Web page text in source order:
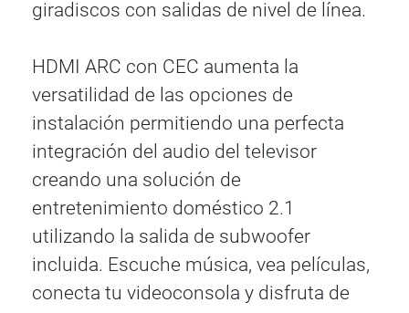
giradiscos con salidas de nivel de línea.
HDMI ARC con CEC aumenta la
versatilidad de las opciones de
instalación permitiendo una perfecta
integración del audio del televisor
creando una solución de
entretenimiento doméstico 2.1
utilizando la salida de subwoofer
incluida. Escuche música, vea películas,
conecta tu videoconsola y disfruta de